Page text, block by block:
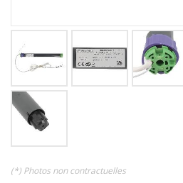
(*) Photos non contractuelles